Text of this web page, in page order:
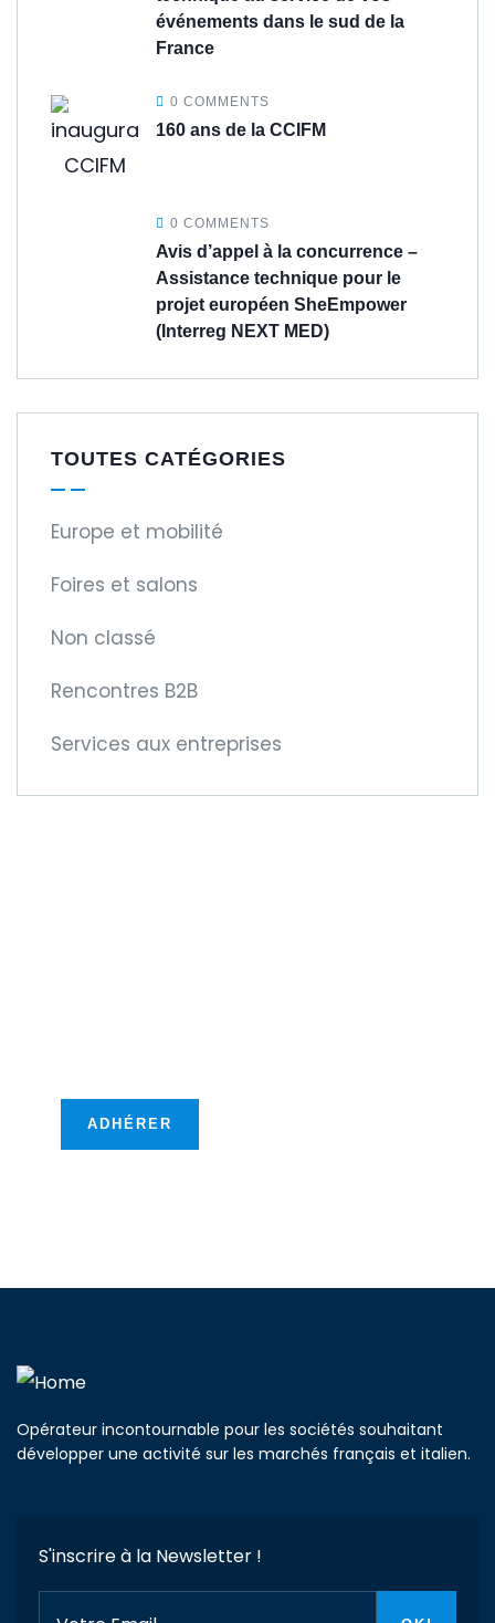
événements dans le sud de la
France
0 COMMENTS
160 ans de la CCIFM
0 COMMENTS
Avis d’appel à la concurrence –
Assistance technique pour le
projet européen SheEmpower
(Interreg NEXT MED)
TOUTES CATÉGORIES
Europe et mobilité
Foires et salons
Non classé
Rencontres B2B
Services aux entreprises
ADHÉRER
Opérateur incontournable pour les sociétés souhaitant
développer une activité sur les marchés français et italien.
S'inscrire à la Newsletter !